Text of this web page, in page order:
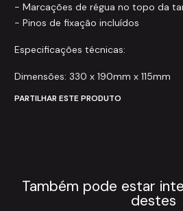
- Marcações de régua no topo da
- Pinos de fixação incluídos
Especificações técnicas:
Dimensões: 330 x 190mm x 115mm
PARTILHAR ESTE PRODUTO
Também pode estar
destes